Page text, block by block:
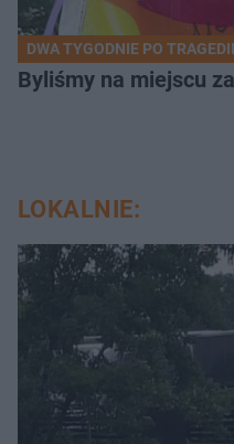
DWA TYGODNIE PO TRAGEDII
Byliśmy na miejscu
LOKALNIE: